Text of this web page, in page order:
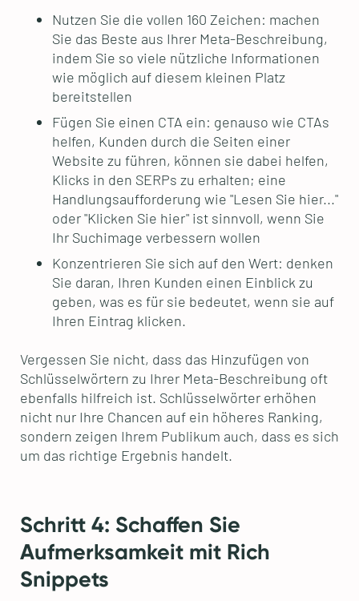
Nutzen Sie die vollen 160 Zeichen: machen
Sie das Beste aus Ihrer Meta-Beschreibung,
indem Sie so viele nützliche Informationen
wie möglich auf diesem kleinen Platz
bereitstellen
Fügen Sie einen CTA ein: genauso wie CTAs
helfen, Kunden durch die Seiten einer
Website zu führen, können sie dabei helfen,
Klicks in den SERPs zu erhalten; eine
Handlungsaufforderung wie "Lesen Sie hier..."
oder "Klicken Sie hier" ist sinnvoll, wenn Sie
Ihr Suchimage verbessern wollen
Konzentrieren Sie sich auf den Wert: denken
Sie daran, Ihren Kunden einen Einblick zu
geben, was es für sie bedeutet, wenn sie auf
Ihren Eintrag klicken.
Vergessen Sie nicht, dass das Hinzufügen von
Schlüsselwörtern zu Ihrer Meta-Beschreibung oft
ebenfalls hilfreich ist. Schlüsselwörter erhöhen
nicht nur Ihre Chancen auf ein höheres Ranking,
sondern zeigen Ihrem Publikum auch, dass es sich
um das richtige Ergebnis handelt.
Schritt 4: Schaffen Sie
Aufmerksamkeit mit Rich
Snippets